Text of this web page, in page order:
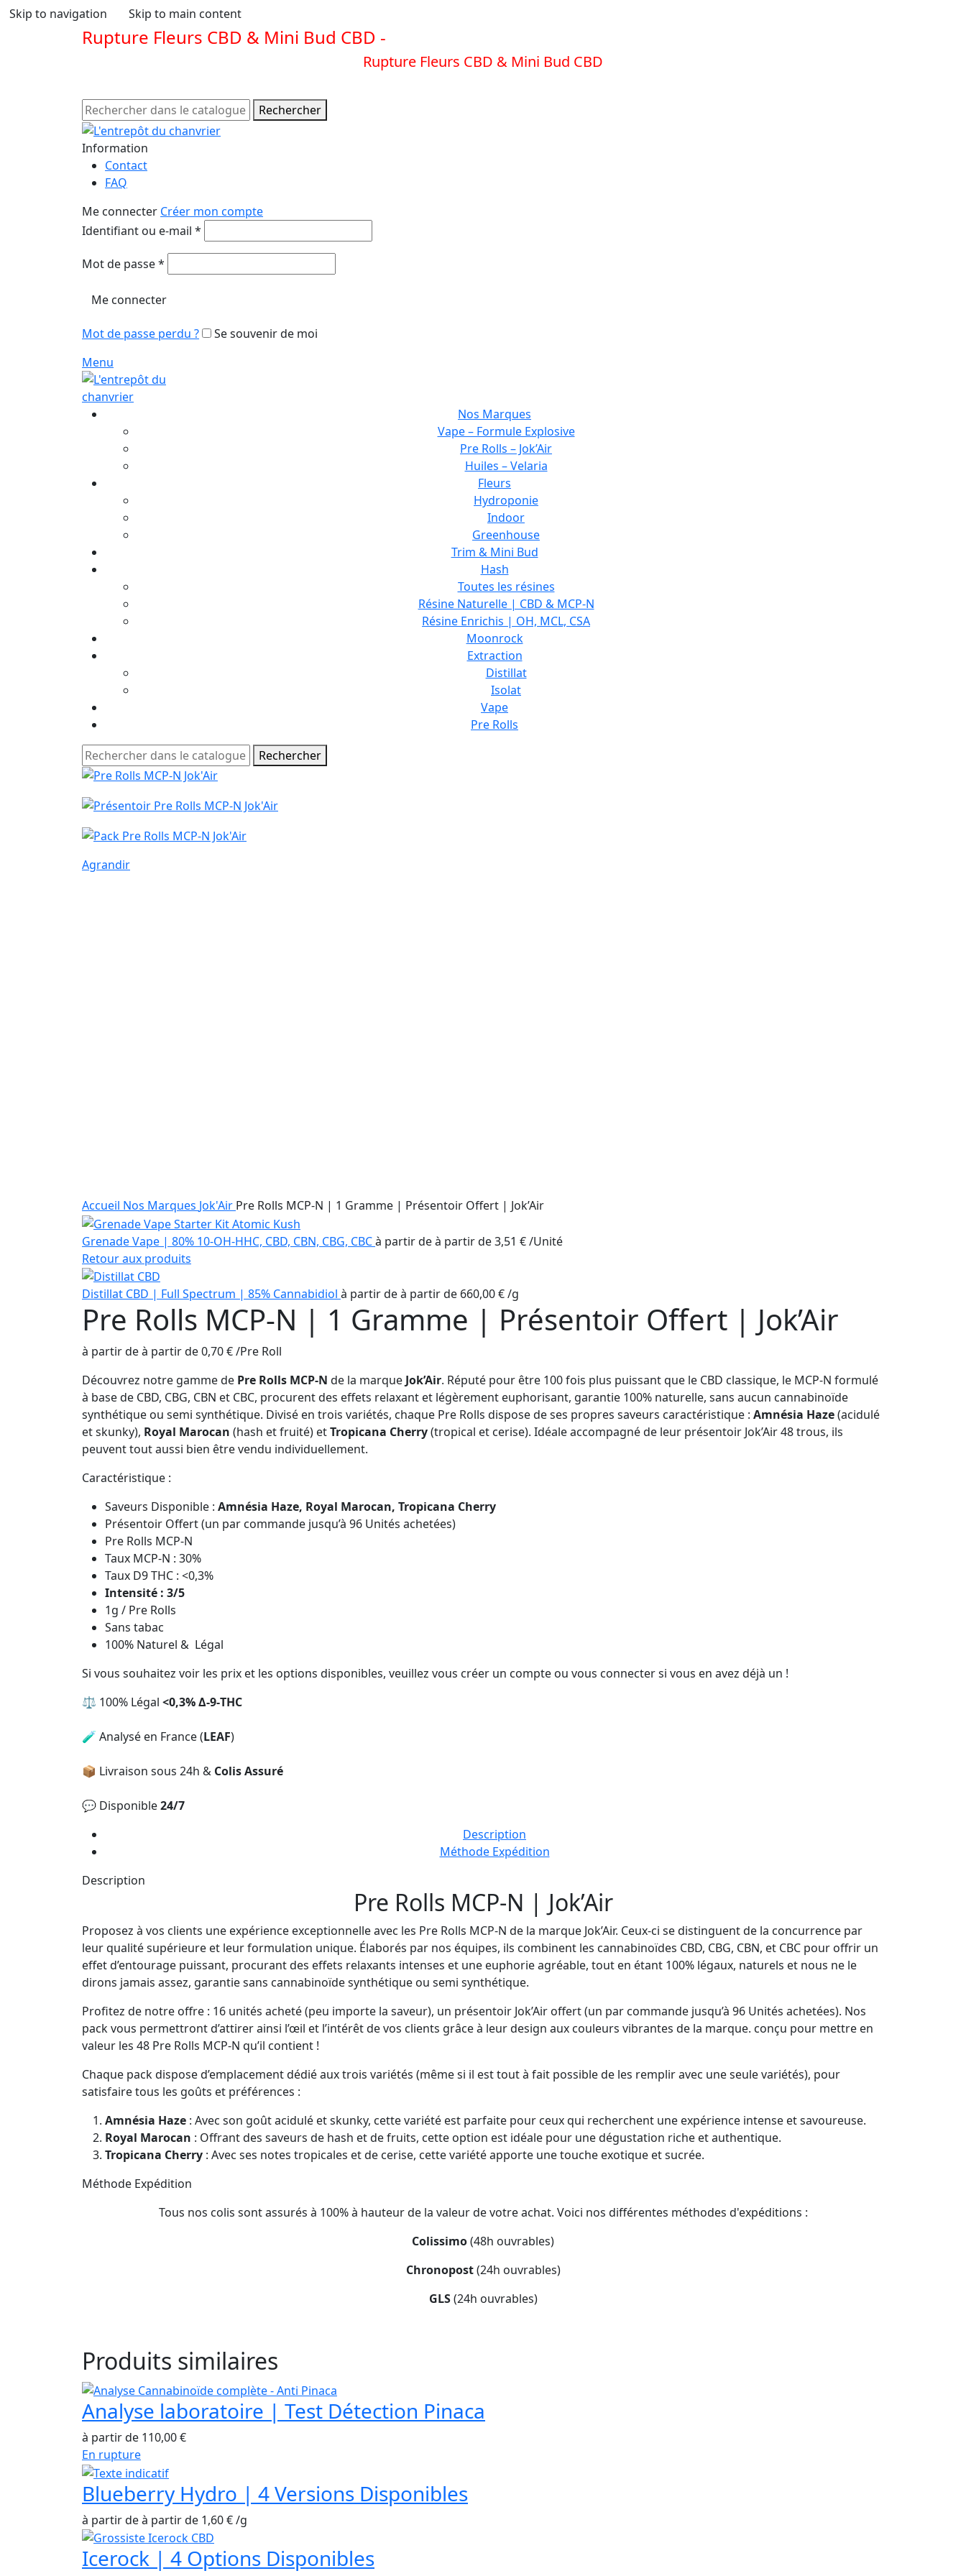
Skip to navigation Skip to main content
Rupture Fleurs CBD & Mini Bud CBD -
Rupture Fleurs CBD & Mini Bud CBD
Rechercher
Information
Contact
FAQ
Me connecter Créer mon compte
Identifiant ou e-mail *
Mot de passe*
Me connecter
Mot de passe perdu ?
Se souvenir de moi
Menu
Nos Marques
Vape – Formule Explosive
Pre Rolls – Jok’Air
Huiles – Velaria
Fleurs
Hydroponie
Indoor
Greenhouse
Trim & Mini Bud
Hash
Toutes les résines
Résine Naturelle | CBD & MCP-N
Résine Enrichis | OH, MCL, CSA
Moonrock
Extraction
Distillat
Isolat
Vape
Pre Rolls
Rechercher
Agrandir
Accueil Nos Marques Jok'Air Pre Rolls MCP-N | 1 Gramme | Présentoir Offert | Jok’Air
Grenade Vape | 80% 10-OH-HHC, CBD, CBN, CBG, CBCà partir deà partir de3,51 €/Unité
Retour aux produits
Distillat CBD | Full Spectrum | 85% Cannabidiol à partir deà partir de 660,00€/g
Pre Rolls MCP-N | 1 Gramme | Présentoir Offert | Jok’Air
à partir deà partir de0,70€/Pre Roll
Découvrez notre gamme de Pre Rolls MCP-N de la marque Jok’Air. Réputé pour être 100 fois plus puissant que le CBD classique, le MCP-N formulé
à base de CBD, CBG, CBN et CBC, procurent des effets relaxant et légèrement euphorisant, garantie 100% naturelle, sans aucun cannabinoïde
synthétique ou semi synthétique. Divisé en trois variétés, chaque Pre Rolls dispose de ses propres saveurs caractéristique : Amnésia Haze(acidulé
et skunky), Royal Marocan (hash et fruité) etTropicana Cherry(tropical et cerise). Idéale accompagné de leur présentoir Jok’Air 48 trous, ils
peuvent tout aussi bien être vendu individuellement.
Caractéristique :
Saveurs Disponible : Amnésia Haze, Royal Marocan, Tropicana Cherry
Présentoir Offert (un par commande jusqu’à 96 Unités achetées)
Pre Rolls MCP-N
Taux MCP-N : 30%
Taux D9 THC : <0,3%
Intensité : 3/5
1g / Pre Rolls
Sans tabac
100% Naturel & Légal
Si vous souhaitez voir les prix et les options disponibles, veuillez vous créer un compte ou vous connecter si vous en avez déjà un !
⚖️ 100% Légal <0,3% Δ-9-THC
🧪 Analysé en France (LEAF)
📦 Livraison sous 24h & Colis Assuré
💬 Disponible24/7
Description
Méthode Expédition
Description
Pre Rolls MCP-N | Jok’Air
Proposez à vos clients une expérience exceptionnelle avec les Pre Rolls MCP-N de la marque Jok’Air. Ceux-ci se distinguent de la concurrence par
leur qualité supérieure et leur formulation unique. Élaborés par nos équipes, ils combinent les cannabinoïdes CBD, CBG, CBN, et CBC pour offrir un
effet d’entourage puissant, procurant des effets relaxants intenses et une euphorie agréable, tout en étant 100% légaux, naturels et nous ne le
dirons jamais assez, garantie sans cannabinoïde synthétique ou semi synthétique.
Profitez de notre offre : 16 unités acheté (peu importe la saveur), un présentoir Jok’Air offert (un par commande jusqu’à 96 Unités achetées). Nos
pack vous permettront d’attirer ainsi l’œil et l’intérêt de vos clients grâce à leur design aux couleurs vibrantes de la marque. conçu pour mettre en
valeur les 48 Pre Rolls MCP-N qu’il contient !
Chaque pack dispose d’emplacement dédié aux trois variétés (même si il est tout à fait possible de les remplir avec une seule variétés), pour
satisfaire tous les goûts et préférences :
Amnésia Haze : Avec son goût acidulé et skunky, cette variété est parfaite pour ceux qui recherchent une expérience intense et savoureuse.
Royal Marocan : Offrant des saveurs de hash et de fruits, cette option est idéale pour une dégustation riche et authentique.
Tropicana Cherry : Avec ses notes tropicales et de cerise, cette variété apporte une touche exotique et sucrée.
Méthode Expédition
Tous nos colis sont assurés à 100% à hauteur de la valeur de votre achat. Voici nos différentes méthodes d'expéditions :
Colissimo(48h ouvrables)
Chronopost(24h ouvrables)
GLS(24h ouvrables)
Produits similaires
Analyse laboratoire | Test Détection Pinaca
à partir de 110,00€
En rupture
Blueberry Hydro | 4 Versions Disponibles
à partir deà partir de 1,60€/g
Icerock | 4 Options Disponibles